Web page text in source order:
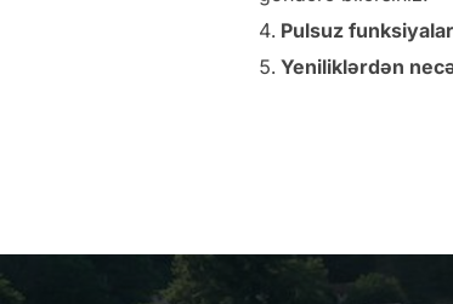
Pulsuz
Yeniliklərdən